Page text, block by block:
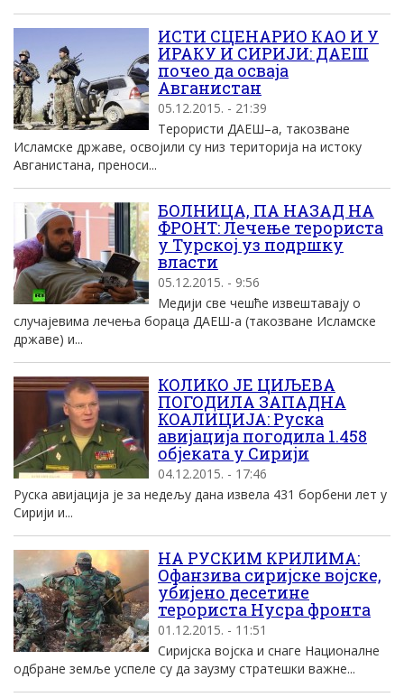
ИСТИ СЦЕНАРИО КАО И У
ИРАКУ И СИРИЈИ: ДАЕШ
почео да осваја
Авганистан
05.12.2015. - 21:39
Терористи ДАЕШ–а, такозване
Исламске државе, освојили су низ територија на истоку
Авганистана, преноси...
БОЛНИЦА, ПА НАЗАД НА
ФРОНТ: Лечење терориста
у Турској уз подршку
власти
05.12.2015. - 9:56
Медији све чешће извештавају о
случајевима лечења бораца ДАЕШ-а (такозване Исламске
државе) и...
КОЛИКО ЈЕ ЦИЉЕВА
ПОГОДИЛА ЗАПАДНА
КОАЛИЦИЈА: Руска
авијација погодила 1.458
објеката у Сирији
04.12.2015. - 17:46
Руска авијација је за недељу дана извела 431 борбени лет у
Сирији и...
НА РУСКИМ КРИЛИМА:
Офанзива сиријске војске,
убијено десетине
терориста Нусра фронта
01.12.2015. - 11:51
Сиријска војска и снаге Националне
одбране земље успеле су да заузму стратешки важне...